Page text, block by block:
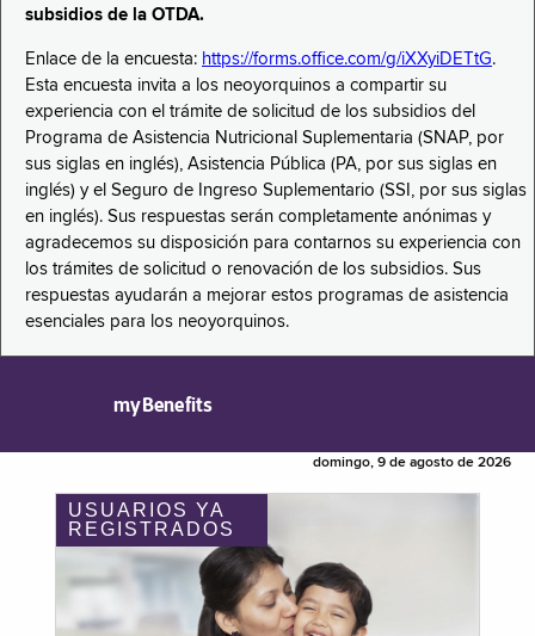
subsidios de la OTDA.
Enlace de la encuesta: https://forms.office.com/g/iXXyiDETtG.
Esta encuesta invita a los neoyorquinos a compartir su
experiencia con el trámite de solicitud de los subsidios del
Programa de Asistencia Nutricional Suplementaria (SNAP, por
sus siglas en inglés), Asistencia Pública (PA, por sus siglas en
inglés) y el Seguro de Ingreso Suplementario (SSI, por sus siglas
en inglés). Sus respuestas serán completamente anónimas y
agradecemos su disposición para contarnos su experiencia con
los trámites de solicitud o renovación de los subsidios. Sus
respuestas ayudarán a mejorar estos programas de asistencia
esenciales para los neoyorquinos.
myBenefits
domingo, 9 de agosto de 2026
USUARIOS YA
REGISTRADOS